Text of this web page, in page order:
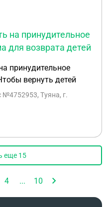
на принудительное
для возврата детей
принудительное
вернуть детей
№4752953, Туяна, г.
еще 15
4 ... 10